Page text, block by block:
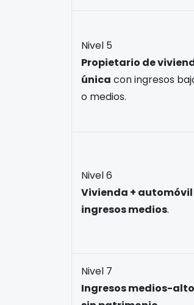
Nivel 5
Propietario de
única con ingresos
o medios.
Nivel 6
Vivienda + automóvil
ingresos medios.
Nivel 7
Ingresos medios-